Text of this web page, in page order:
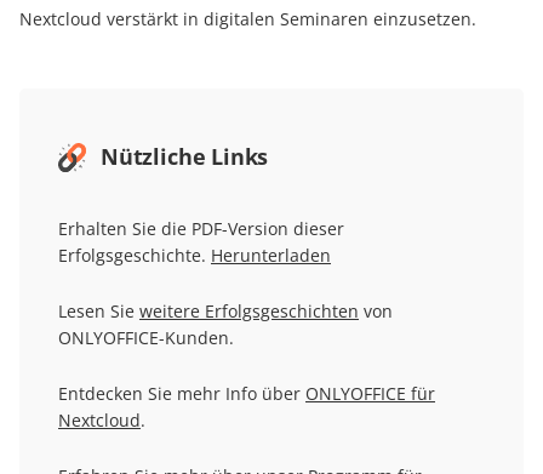
Nextcloud verstärkt in digitalen Seminaren einzusetzen.
Nützliche Links
Erhalten Sie die PDF-Version dieser
Erfolgsgeschichte. Herunterladen
Lesen Sie weitere Erfolgsgeschichten von
ONLYOFFICE-Kunden.
Entdecken Sie mehr Info über ONLYOFFICE für
Nextcloud.